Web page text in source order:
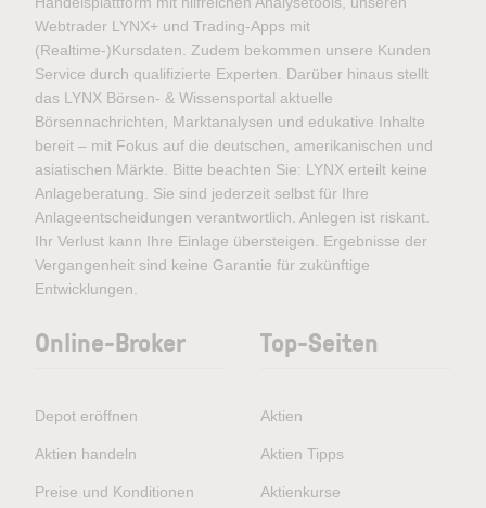
Webtrader LYNX+ und Trading-Apps mit
(Realtime-)Kursdaten. Zudem bekommen unsere Kunden
Service durch qualifizierte Experten. Darüber hinaus stellt
das LYNX Börsen- & Wissensportal aktuelle
Börsennachrichten, Marktanalysen und edukative Inhalte
bereit – mit Fokus auf die deutschen, amerikanischen und
asiatischen Märkte. Bitte beachten Sie: LYNX erteilt keine
Anlageberatung. Sie sind jederzeit selbst für Ihre
Anlageentscheidungen verantwortlich. Anlegen ist riskant.
Ihr Verlust kann Ihre Einlage übersteigen. Ergebnisse der
Vergangenheit sind keine Garantie für zukünftige
Entwicklungen.
Online-Broker
Depot eröffnen
Aktien handeln
Preise und Konditionen
Top-Seiten
Aktien
Aktien Tipps
Aktienkurse